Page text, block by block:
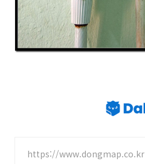
https://www.dongmap.co.kr